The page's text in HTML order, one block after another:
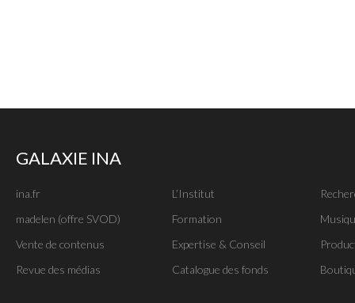
GALAXIE INA
ina.fr
madelen (offre SVOD)
Vente de contenus
Revue des médias
L’Institut
Formation
Expertise & Conseil
Catalogue des fonds